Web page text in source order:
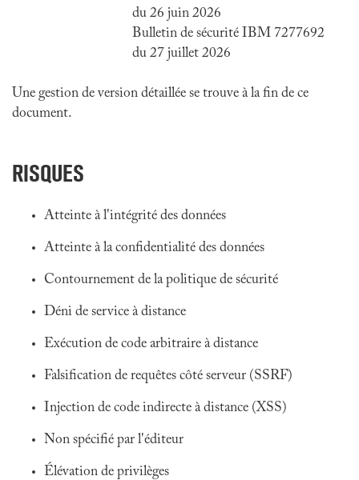
du 26 juin 2026
Bulletin de sécurité IBM 7277692
du 27 juillet 2026
Une gestion de version détaillée se trouve à la fin de ce
document.
RISQUES
Atteinte à l'intégrité des données
Atteinte à la confidentialité des données
Contournement de la politique de sécurité
Déni de service à distance
Exécution de code arbitraire à distance
Falsification de requêtes côté serveur (SSRF)
Injection de code indirecte à distance (XSS)
Non spécifié par l'éditeur
Élévation de privilèges